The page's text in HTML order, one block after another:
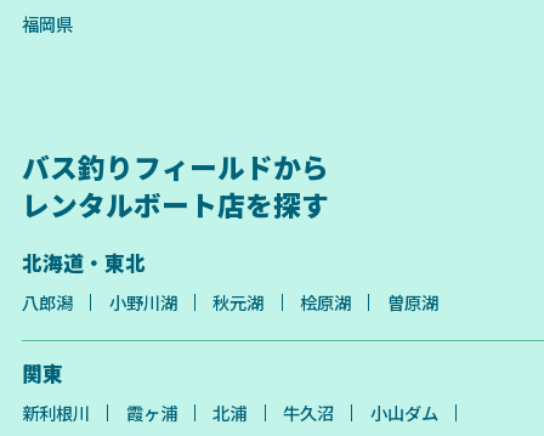
福岡県
バス釣りフィールドから
レンタルボート店を探す
北海道・東北
八郎潟 小野川湖 秋元湖 桧原湖 曽原湖
関東
新利根川 霞ヶ浦 北浦 牛久沼
小山ダム